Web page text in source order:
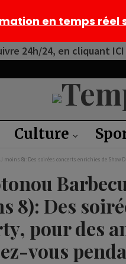
24h/24, en cliquant ICI
Culture
J moins 8): Des soirées concerts enrichies de
8): Des
pour des
vous
en temps réel